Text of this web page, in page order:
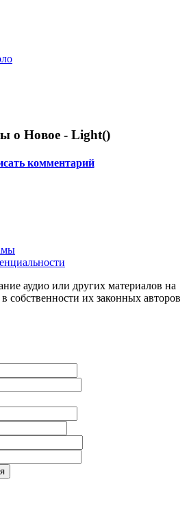
о Новое - Light()
комментарий
аудио или других материалов на
собственности их законных авторов